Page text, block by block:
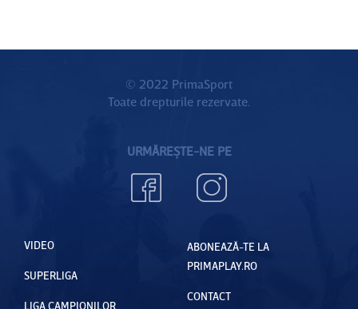
© 2022 PrimaSport
Toate drepturile rezervate.
URMĂREȘTE-NE PE
VIDEO
SUPERLIGA
LIGA CAMPIONILOR
ABONEAZĂ-TE LA
PRIMAPLAY.RO
CONTACT